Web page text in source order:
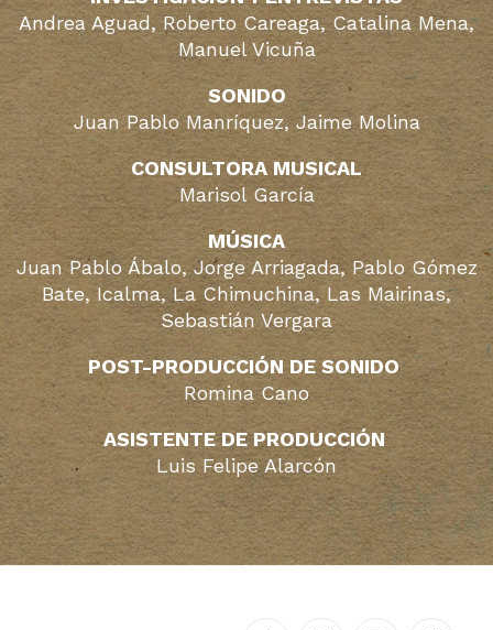
Andrea Aguad, Roberto Careaga, Catalina Mena,
Manuel Vicuña
SONIDO
Juan Pablo Manríquez, Jaime Molina
CONSULTORA MUSICAL
Marisol García
MÚSICA
Juan Pablo Ábalo, Jorge Arriagada, Pablo Gómez
Bate, Icalma,La Chimuchina, Las Mairinas,
Sebastián Vergara
POST-PRODUCCIÓN DE SONIDO
Romina Cano
ASISTENTE DE PRODUCCIÓN
Luis Felipe Alarcón